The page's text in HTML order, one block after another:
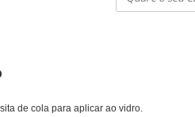
de cola para aplicar ao vidro.